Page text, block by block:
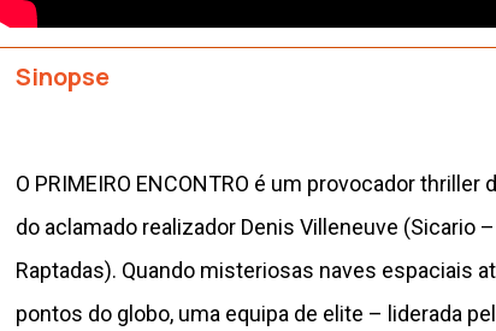
Sinopse
O PRIMEIRO ENCONTRO é um provocador
do aclamado realizador Denis Villeneuve (Sicario
Raptadas). Quando misteriosas naves espaciais
pontos do globo, uma equipa de elite – liderada